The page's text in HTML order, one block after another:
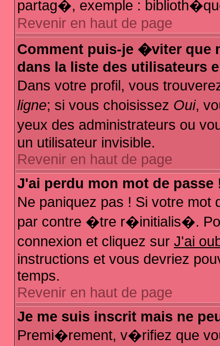
partag�, exemple :
Revenir en haut de page
Comment puis-je �viter que
dans la liste des utilisateurs
Dans votre profil, vous
ligne; si vous choisissez Oui,
yeux des administrateurs ou
un utilisateur invisible.
Revenir en haut de page
J'ai perdu mon mot de passe
Ne paniquez pas ! Si votre
par contre �tre r�initialis�.
connexion et cliquez sur J'ai
instructions et vous devriez
temps.
Revenir en haut de page
Je me suis inscrit mais ne
Premi�rement, v�rifiez que